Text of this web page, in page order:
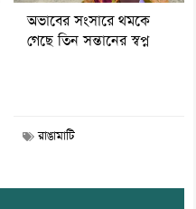
অভাবের সংসারে থমকে
গেছে তিন সন্তানের স্বপ্ন
রাঙামাটি